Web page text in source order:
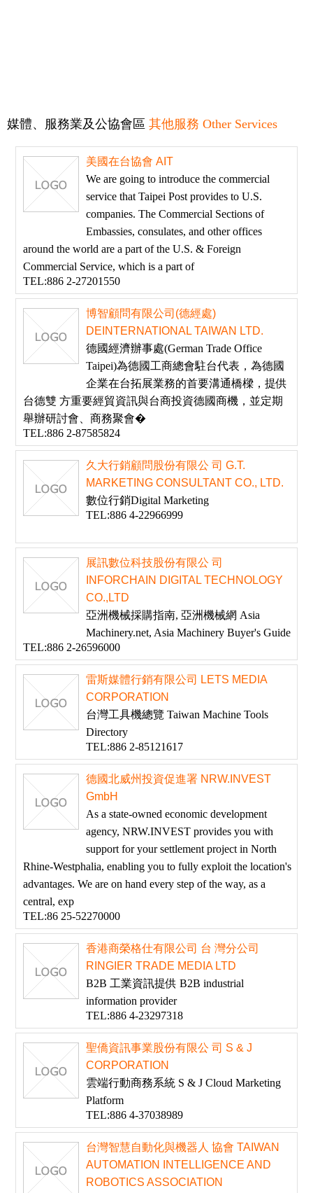
媒體、服務業及公協會區 其他服務 Other Services
美國在台協會 AIT
We are going to introduce the commercial
service that Taipei Post provides to U.S.
companies. The Commercial Sections of
Embassies, consulates, and other offices
around the world are a part of the U.S. & Foreign
Commercial Service, which is a part of
TEL:886 2-27201550
博智顧問有限公司(德經處)
DEINTERNATIONAL TAIWAN LTD.
德國經濟辦事處(German Trade Office
Taipei)為德國工商總會駐台代表，為德國
企業在台拓展業務的首要溝通橋樑，提供
台德雙 方重要經貿資訊與台商投資德國商機，並定期
舉辦研討會、商務聚會�
TEL:886 2-87585824
久大行銷顧問股份有限公 司 G.T.
MARKETING CONSULTANT CO., LTD.
數位行銷Digital Marketing
TEL:886 4-22966999
展訊數位科技股份有限公 司
INFORCHAIN DIGITAL TECHNOLOGY
CO.,LTD
亞洲機械採購指南, 亞洲機械網 Asia
Machinery.net, Asia Machinery Buyer's Guide
TEL:886 2-26596000
雷斯媒體行銷有限公司 LETS MEDIA
CORPORATION
台灣工具機總覽 Taiwan Machine Tools
Directory
TEL:886 2-85121617
德國北威州投資促進署 NRW.INVEST
GmbH
As a state-owned economic development
agency, NRW.INVEST provides you with
support for your settlement project in North
Rhine-Westphalia, enabling you to fully exploit the location's
advantages. We are on hand every step of the way, as a
central, exp
TEL:86 25-52270000
香港商榮格仕有限公司 台 灣分公司
RINGIER TRADE MEDIA LTD
B2B 工業資訊提供 B2B industrial
information provider
TEL:886 4-23297318
聖僑資訊事業股份有限公 司 S & J
CORPORATION
雲端行動商務系統 S & J Cloud Marketing
Platform
TEL:886 4-37038989
台灣智慧自動化與機器人 協會 TAIWAN
AUTOMATION INTELLIGENCE AND
ROBOTICS ASSOCIATION